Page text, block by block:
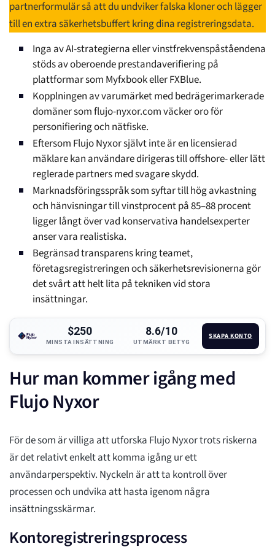
partnerformulär så att du undviker falska kloner och lägger
till en extra säkerhetsbuffert kring dina registreringsdata.
Inga av AI-strategierna eller vinstfrekvenspåståendena
stöds av oberoende prestandaverifiering på
plattformar som Myfxbook eller FXBlue.
Kopplningen av varumärket med bedrägerimarkerade
domäner som flujo-nyxor.com väcker oro för
personifiering och nätfiske.
Eftersom Flujo Nyxor självt inte är en licensierad
mäklare kan användare dirigeras till offshore- eller lätt
reglerade partners med svagare skydd.
Marknadsföringsspråk som syftar till hög avkastning
och hänvisningar till vinstprocent på 85–88 procent
ligger långt över vad konservativa handelsexperter
anser vara realistiska.
Begränsad transparens kring teamet,
företagsregistreringen och säkerhetsrevisionerna gör
det svårt att helt lita på tekniken vid stora
insättningar.
$250
MINSTA INSÄTTNING
8.6/10
UTMÄRKT BETYG
SKAPA KONTO
Hur man kommer igång med
Flujo Nyxor
För de som är villiga att utforska Flujo Nyxor trots riskerna
är det relativt enkelt att komma igång ur ett
användarperspektiv. Nyckeln är att ta kontroll över
processen och undvika att hasta igenom några
insättningsskärmar.
Kontoregistreringsprocess